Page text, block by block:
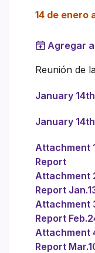
14 de enero
Agregar
Reunión de
January
January
Attachment
Report
Attachment
Report
Attachment
Report
Attachment
Report